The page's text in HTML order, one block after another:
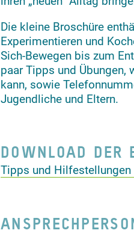
Die kleine Broschüre
Experimentieren und
Sich-Bewegen bis zum
paar Tipps und Übungen,
kann, sowie
Jugendliche und Eltern.
DOWNLOAD DER
Tipps und